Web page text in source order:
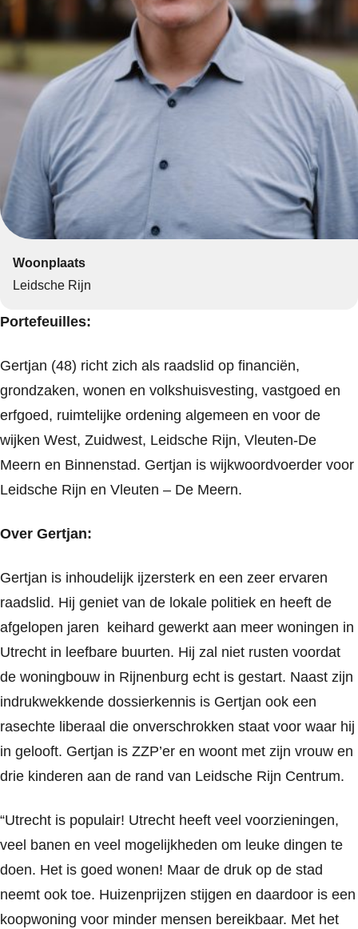
Woonplaats
Leidsche Rijn
Portefeuilles:
Gertjan (48) richt zich als raadslid op financiën,
grondzaken, wonen en volkshuisvesting, vastgoed en
erfgoed, ruimtelijke ordening algemeen en voor de
wijken West, Zuidwest, Leidsche Rijn, Vleuten-De
Meern en Binnenstad. Gertjan is wijkwoordvoerder voor
Leidsche Rijn en Vleuten – De Meern.
Over Gertjan:
Gertjan is inhoudelijk ijzersterk en een zeer ervaren
raadslid. Hij geniet van de lokale politiek en heeft de
afgelopen jaren keihard gewerkt aan meer woningen in
Utrecht in leefbare buurten. Hij zal niet rusten voordat
de woningbouw in Rijnenburg echt is gestart. Naast zijn
indrukwekkende dossierkennis is Gertjan ook een
rasechte liberaal die onverschrokken staat voor waar hij
in gelooft. Gertjan is ZZP’er en woont met zijn vrouw en
drie kinderen aan de rand van Leidsche Rijn Centrum.
“Utrecht is populair! Utrecht heeft veel voorzieningen,
veel banen en veel mogelijkheden om leuke dingen te
doen. Het is goed wonen! Maar de druk op de stad
neemt ook toe. Huizenprijzen stijgen en daardoor is een
koopwoning voor minder mensen bereikbaar. Met het